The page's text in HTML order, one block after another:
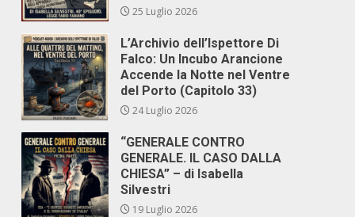
25 Luglio 2026
L’Archivio dell’Ispettore Di
Falco: Un Incubo Arancione
Accende la Notte nel Ventre
del Porto (Capitolo 33)
24 Luglio 2026
“GENERALE CONTRO
GENERALE. IL CASO DALLA
CHIESA” – di Isabella
Silvestri
19 Luglio 2026